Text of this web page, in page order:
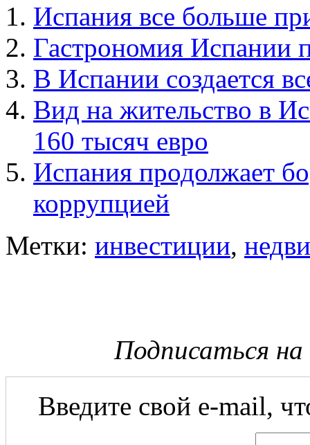
Испания все больше
Гастрономия Испании
В Испании создается
Вид на жительство в
160 тысяч евро
Испания продолжает
коррупцией
Метки: инвестиции,
Подписаться
Введите свой e-mail,